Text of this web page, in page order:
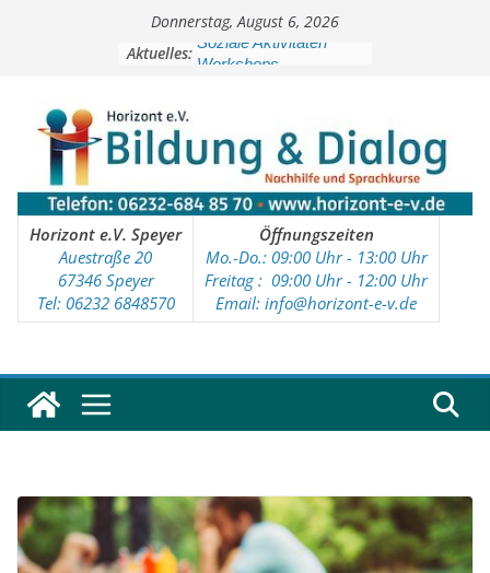
Donnerstag, August 6, 2026
Aktuelles: Soziale Aktivitäten
Vorschulprojekt
Horizont e.V. Speyer
Auestraße 20
67346 Speyer
Tel: 06232 6848570
Öffnungszeiten
Mo.-Do.: 09:00 Uhr - 13:00 Uhr
Freitag : 09:00 Uhr - 12:00 Uhr
Email: info@horizont-e-v.de